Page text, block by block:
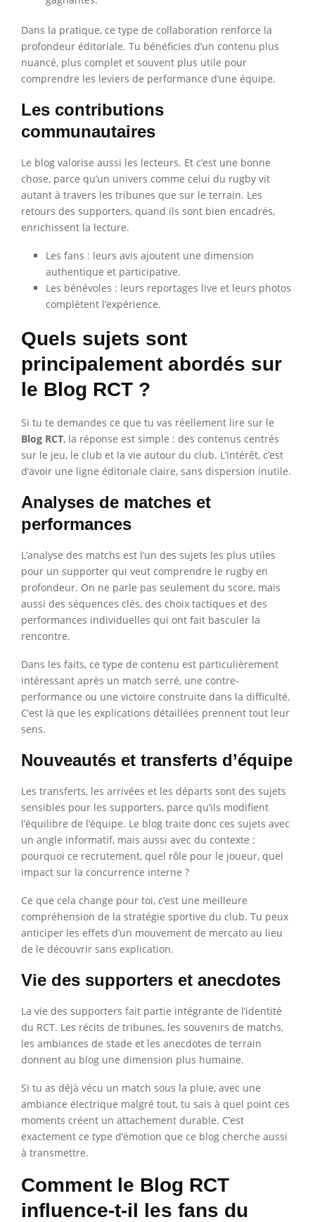
Dans la pratique, ce type de collaboration renforce la
profondeur éditoriale. Tu bénéficies d’un contenu plus
nuancé, plus complet et souvent plus utile pour
comprendre les leviers de performance d’une équipe.
Les contributions
communautaires
Le blog valorise aussi les lecteurs. Et c’est une bonne
chose, parce qu’un univers comme celui du rugby vit
autant à travers les tribunes que sur le terrain. Les
retours des supporters, quand ils sont bien encadrés,
enrichissent la lecture.
Les fans : leurs avis ajoutent une dimension
authentique et participative.
Les bénévoles : leurs reportages live et leurs photos
complètent l’expérience.
Quels sujets sont
principalement abordés sur
le Blog RCT ?
Si tu te demandes ce que tu vas réellement lire sur le
Blog RCT, la réponse est simple : des contenus centrés
sur le jeu, le club et la vie autour du club. L’intérêt, c’est
d’avoir une ligne éditoriale claire, sans dispersion inutile.
Analyses de matches et
performances
L’analyse des matchs est l’un des sujets les plus utiles
pour un supporter qui veut comprendre le rugby en
profondeur. On ne parle pas seulement du score, mais
aussi des séquences clés, des choix tactiques et des
performances individuelles qui ont fait basculer la
rencontre.
Dans les faits, ce type de contenu est particulièrement
intéressant après un match serré, une contre-
performance ou une victoire construite dans la difficulté.
C’est là que les explications détaillées prennent tout leur
sens.
Nouveautés et transferts d’équipe
Les transferts, les arrivées et les départs sont des sujets
sensibles pour les supporters, parce qu’ils modifient
l’équilibre de l’équipe. Le blog traite donc ces sujets avec
un angle informatif, mais aussi avec du contexte :
pourquoi ce recrutement, quel rôle pour le joueur, quel
impact sur la concurrence interne ?
Ce que cela change pour toi, c’est une meilleure
compréhension de la stratégie sportive du club. Tu peux
anticiper les effets d’un mouvement de mercato au lieu
de le découvrir sans explication.
Vie des supporters et anecdotes
La vie des supporters fait partie intégrante de l’identité
du RCT. Les récits de tribunes, les souvenirs de matchs,
les ambiances de stade et les anecdotes de terrain
donnent au blog une dimension plus humaine.
Si tu as déjà vécu un match sous la pluie, avec une
ambiance électrique malgré tout, tu sais à quel point ces
moments créent un attachement durable. C’est
exactement ce type d’émotion que ce blog cherche aussi
à transmettre.
Comment le Blog RCT
influence-t-il les fans du